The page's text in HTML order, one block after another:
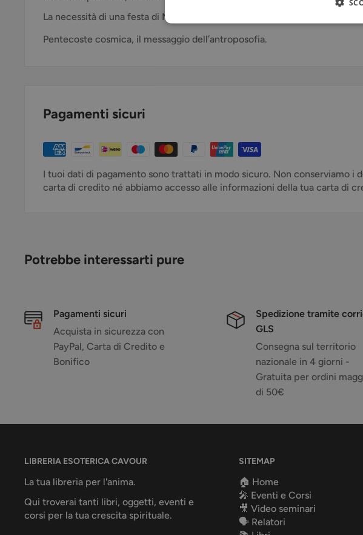
La necessità di una festa di Michele come correlato della festa di Pasqua
Pentecoste cosmica, il messaggio dell’antroposofia.
Pagamenti sicuri
I tuoi dati di pagamento sono trattati in modo sicuro. Non conserviamo i
carta di credito né abbiamo accesso alle informazioni della tua carta di
Potrebbe interessarti pure
Pagamenti sicuri
Acquista in sicurezza con
PayPal, Carta di Credito e
Bonifico
Spedizione tramite
GLS
Consegna sul territorio
nazionale in 4 giorni -
Gratuita per ordini
di 50€
LIBRERIA ESOTERICA CAVOUR
La tua libreria per l'anima.
Qui troverai tanti libri, oggetti, eventi e
corsi per la tua crescita spirituale.
SITEMAP
🏠 Home
🎤 Eventi e Corsi
🎥 Video seminari
🗣️ Relatori